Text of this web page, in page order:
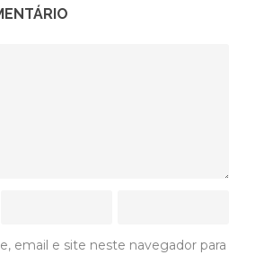
email e site neste navegador para